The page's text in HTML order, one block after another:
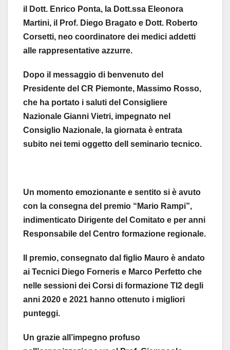
il Dott. Enrico Ponta, la Dott.ssa Eleonora
Martini, il Prof. Diego Bragato e Dott. Roberto
Corsetti, neo coordinatore dei medici addetti
alle rappresentative azzurre.
Dopo il messaggio di benvenuto del
Presidente del CR Piemonte, Massimo Rosso,
che ha portato i saluti del Consigliere
Nazionale Gianni Vietri, impegnato nel
Consiglio Nazionale, la giornata è entrata
subito nei temi oggetto dell seminario tecnico.
Un momento emozionante e sentito si è avuto
con la consegna del premio “Mario Rampi”,
indimenticato Dirigente del Comitato e per anni
Responsabile del Centro formazione regionale.
Il premio, consegnato dal figlio Mauro è andato
ai Tecnici Diego Forneris e Marco Perfetto che
nelle sessioni dei Corsi di formazione TI2 degli
anni 2020 e 2021 hanno ottenuto i migliori
punteggi.
Un grazie all’impegno profuso